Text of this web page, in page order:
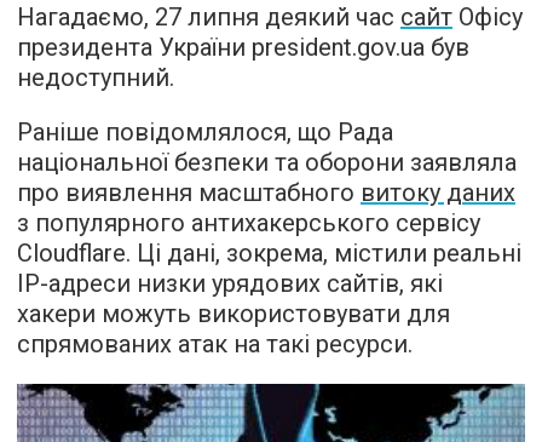
Нагадаємо, 27 липня деякий час сайт Офісу
президента України president.gov.ua був
недоступний.
Раніше повідомлялося, що Рада
національної безпеки та оборони заявляла
про виявлення масштабного витоку даних
з популярного антихакерського сервісу
Cloudflare. Ці дані, зокрема, містили реальні
ІР-адреси низки урядових сайтів, які
хакери можуть використовувати для
спрямованих атак на такі ресурси.